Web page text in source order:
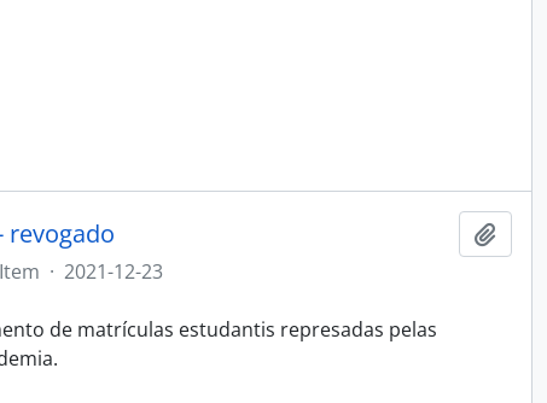
revogado
Item · 2021-12-23
de matrículas estudantis represadas pelas